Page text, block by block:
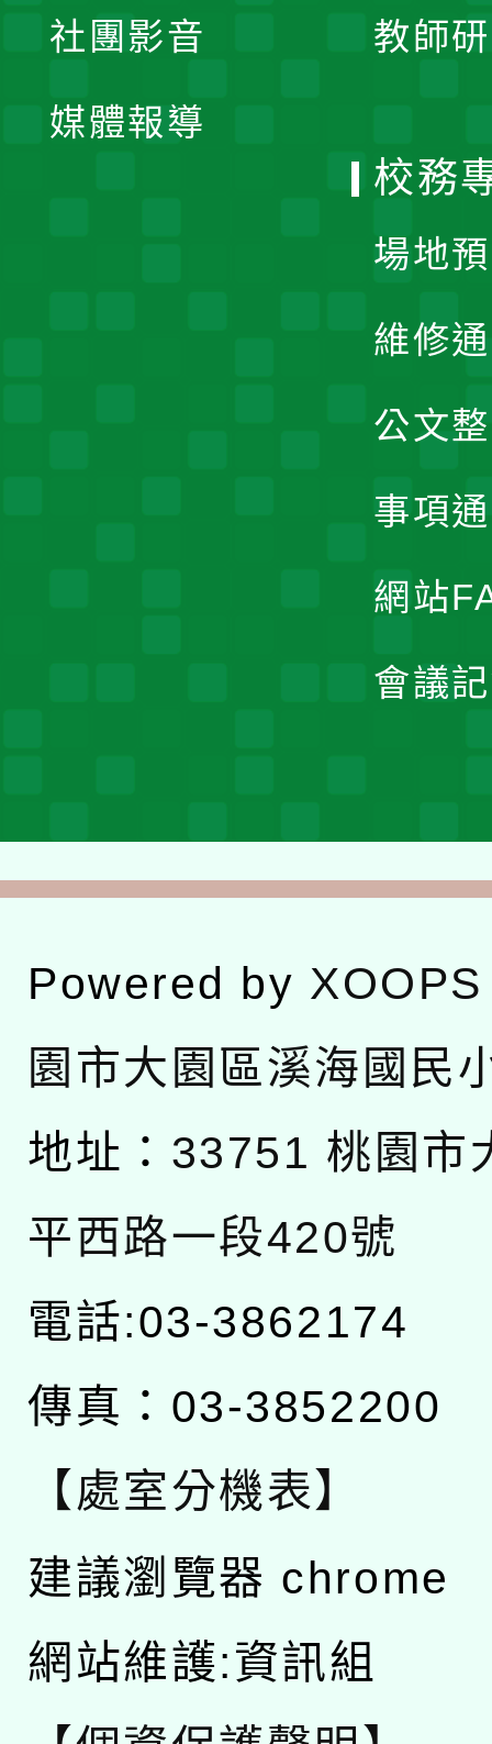
教師
社團影音
媒體報導
校務
場地
維修
公文
事項
網站
會議
Powered by XOOPS
園市大園區溪海國民
地址： 33751 桃園市
平西路一段420號
電話:03-3862174
傳真：03-3852200
【處室分機表】
建議瀏覽器 chrome
網站維護:資訊組